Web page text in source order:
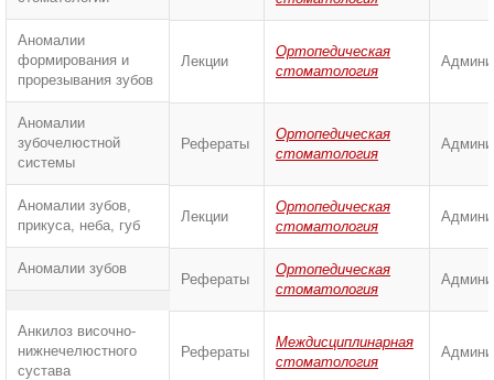
Аномалии
формирования и
прорезывания зубов
Лекции
Ортопедическая
стоматология
Аномалии
зубочелюстной
системы
Рефераты
Ортопедическая
стоматология
Аномалии зубов,
прикуса, неба, губ
Лекции
Ортопедическая
стоматология
Аномалии зубов
Рефераты
Ортопедическая
стоматология
Анкилоз височно-
нижнечелюстного
сустава
Рефераты
Междисциплинарная
стоматология